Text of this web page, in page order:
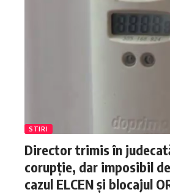
STIRI
Director trimis în
corupție, dar imposibil
cazul ELCEN și blocajul